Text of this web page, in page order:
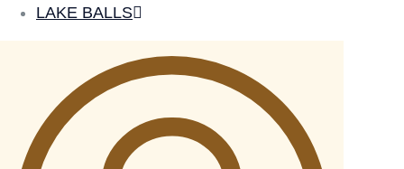
LAKE BALLS